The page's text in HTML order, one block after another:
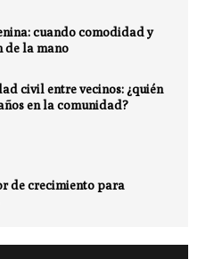
cuando comodidad y
de la mano
civil entre vecinos: ¿quién
en la comunidad?
de crecimiento para